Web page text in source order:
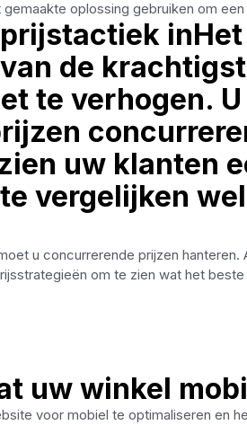
oplossing gebruiken om
de
te verhogen.
uw klanten
vergelijken
u concurrerende prijzen
om te zien wat het
uw winkel
voor mobiel te optimaliseren en